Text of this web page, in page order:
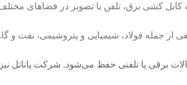
کشی برق، تلفن یا تصویر در فضاهای مختلف
از جمله فولاد، شیمیایی و پتروشیمی، نفت و
برقی یا تلفنی حفظ می‌شود. شرکت پاناتل